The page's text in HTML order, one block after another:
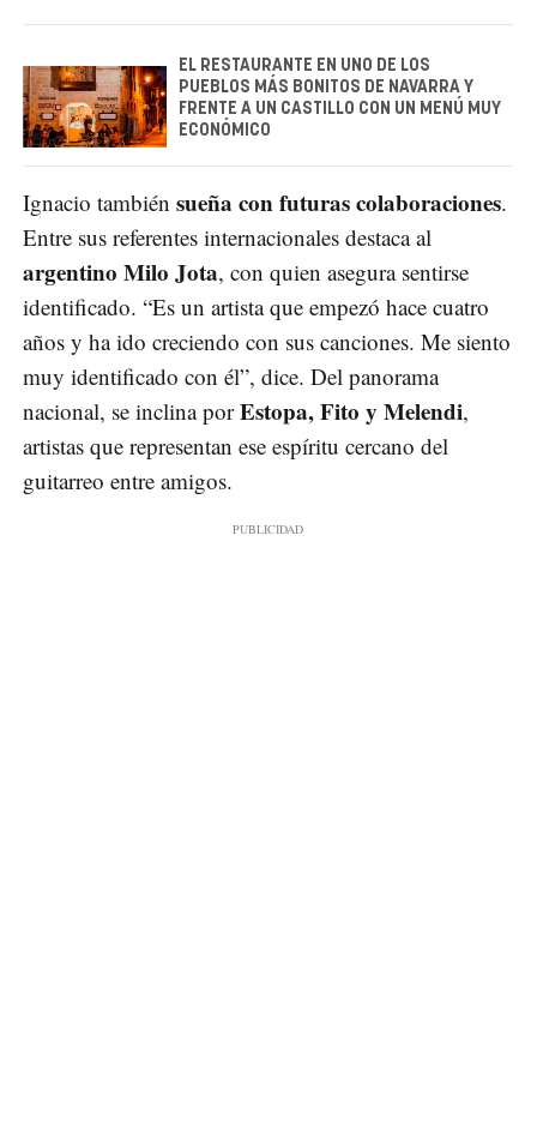
EL RESTAURANTE EN UNO DE LOS
PUEBLOS MÁS BONITOS DE NAVARRA Y
FRENTE A UN CASTILLO CON UN MENÚ MUY
ECONÓMICO
Ignacio también sueña con futuras colaboraciones.
Entre sus referentes internacionales destaca al
argentino Milo Jota, con quien asegura sentirse
identificado. “Es un artista que empezó hace cuatro
años y ha ido creciendo con sus canciones. Me siento
muy identificado con él”, dice. Del panorama
nacional, se inclina porEstopa, Fito y Melendi,
artistas que representan ese espíritu cercano del
guitarreo entre amigos.